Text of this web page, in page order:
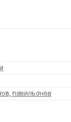
павильонов